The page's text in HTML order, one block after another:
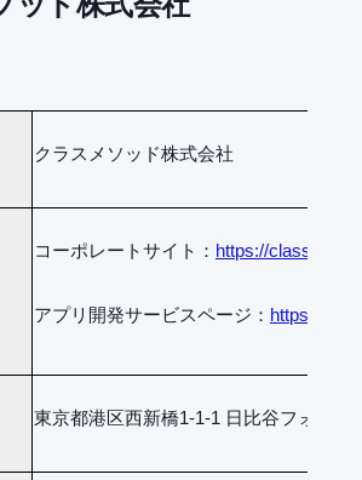
クラスメソッド株式会社
コーポレートサイト： https://
アプリ開発サービスページ： https://
東京都港区西新橋1-1-1 日比谷フォート